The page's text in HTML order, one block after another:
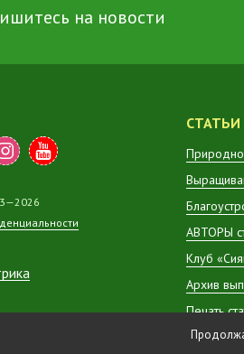
на новости
СТАТЬИ
АВТОРЫ
Клуб
Архив
Печать